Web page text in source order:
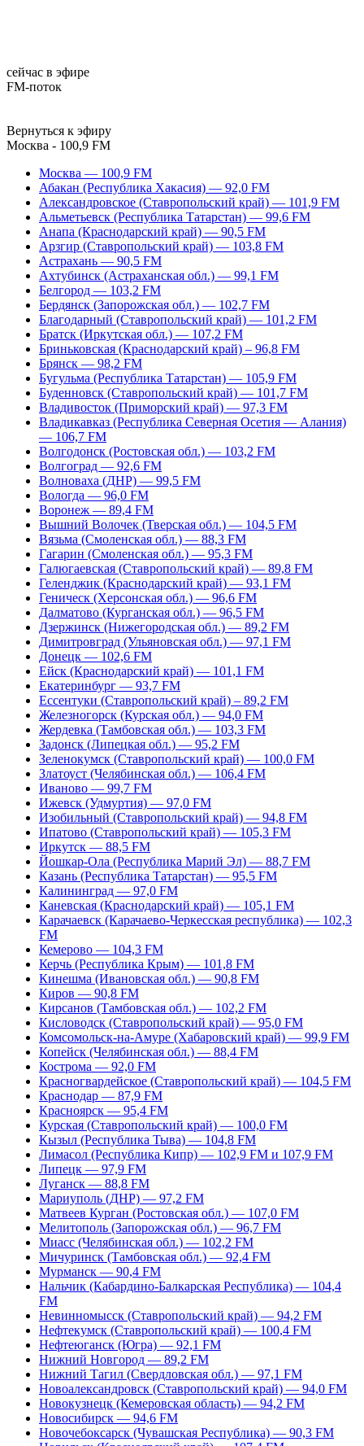
сейчас в эфире
FM-поток
Вернуться к эфиру
Москва - 100,9 FM
Москва — 100,9 FM
Абакан (Республика Хакасия) — 92,0 FM
Александровское (Ставропольский край) — 101,9 FM
Альметьевск (Республика Татарстан) — 99,6 FM
Анапа (Краснодарский край) — 90,5 FM
Арзгир (Ставропольский край) — 103,8 FM
Астрахань — 90,5 FM
Ахтубинск (Астраханская обл.) — 99,1 FM
Белгород — 103,2 FM
Бердянск (Запорожская обл.) — 102,7 FM
Благодарный (Ставропольский край) — 101,2 FM
Братск (Иркутская обл.) — 107,2 FM
Бриньковская (Краснодарский край) – 96,8 FM
Брянск — 98,2 FM
Бугульма (Республика Татарстан) — 105,9 FM
Буденновск (Ставропольский край) — 101,7 FM
Владивосток (Приморский край) — 97,3 FM
Владикавказ (Республика Северная Осетия — Алания)
— 106,7 FM
Волгодонск (Ростовская обл.) — 103,2 FM
Волгоград — 92,6 FM
Волноваха (ДНР) — 99,5 FM
Вологда — 96,0 FM
Воронеж — 89,4 FM
Вышний Волочек (Тверская обл.) — 104,5 FM
Вязьма (Смоленская обл.) — 88,3 FM
Гагарин (Смоленская обл.) — 95,3 FM
Галюгаевская (Ставропольский край) — 89,8 FM
Геленджик (Краснодарский край) — 93,1 FM
Геническ (Херсонская обл.) — 96,6 FM
Далматово (Курганская обл.) — 96,5 FM
Дзержинск (Нижегородская обл.) — 89,2 FM
Димитровград (Ульяновская обл.) — 97,1 FM
Донецк — 102,6 FM
Ейск (Краснодарский край) — 101,1 FM
Екатеринбург — 93,7 FM
Ессентуки (Ставропольский край) – 89,2 FM
Железногорск (Курская обл.) — 94,0 FM
Жердевка (Тамбовская обл.) — 103,3 FM
Задонск (Липецкая обл.) — 95,2 FM
Зеленокумск (Ставропольский край) — 100,0 FM
Златоуст (Челябинская обл.) — 106,4 FM
Иваново — 99,7 FM
Ижевск (Удмуртия) — 97,0 FM
Изобильный (Ставропольский край) — 94,8 FM
Ипатово (Ставропольский край) — 105,3 FM
Иркутск — 88,5 FM
Йошкар-Ола (Республика Марий Эл) — 88,7 FM
Казань (Республика Татарстан) — 95,5 FM
Калининград — 97,0 FM
Каневская (Краснодарский край) — 105,1 FM
Карачаевск (Карачаево-Черкесская республика) — 102,3
FM
Кемерово — 104,3 FM
Керчь (Республика Крым) — 101,8 FM
Кинешма (Ивановская обл.) — 90,8 FM
Киров — 90,8 FM
Кирсанов (Тамбовская обл.) — 102,2 FM
Кисловодск (Ставропольский край) — 95,0 FM
Комсомольск-на-Амуре (Хабаровский край) — 99,9 FM
Копейск (Челябинская обл.) — 88,4 FM
Кострома — 92,0 FM
Красногвардейское (Ставропольский край) — 104,5 FM
Краснодар — 87,9 FM
Красноярск — 95,4 FM
Курская (Ставропольский край) — 100,0 FM
Кызыл (Республика Тыва) — 104,8 FM
Лимасол (Республика Кипр) — 102,9 FM и 107,9 FM
Липецк — 97,9 FM
Луганск — 88,8 FM
Мариуполь (ДНР) — 97,2 FM
Матвеев Курган (Ростовская обл.) — 107,0 FM
Мелитополь (Запорожская обл.) — 96,7 FM
Миасс (Челябинская обл.) — 102,2 FM
Мичуринск (Тамбовская обл.) — 92,4 FM
Мурманск — 90,4 FM
Нальчик (Кабардино-Балкарская Республика) — 104,4
FM
Невинномысск (Ставропольский край) — 94,2 FM
Нефтекумск (Ставропольский край) — 100,4 FM
Нефтеюганск (Югра) — 92,1 FM
Нижний Новгород — 89,2 FM
Нижний Тагил (Свердловская обл.) — 97,1 FM
Новоалександровск (Ставропольский край) — 94,0 FM
Новокузнецк (Кемеровская область) — 94,2 FM
Новосибирск — 94,6 FM
Новочебоксарск (Чувашская Республика) — 90,3 FM